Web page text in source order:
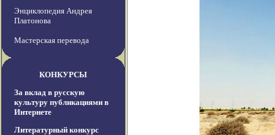
Энциклопедия Андрея
Платонова
Мастерская перевода
КОНКУРСЫ
За вклад в русскую
культуру публикациями в
Интернете
Литературный конкурс